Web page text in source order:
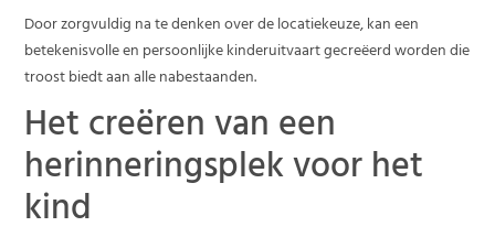
Door zorgvuldig na te denken over de locatiekeuze, kan een
betekenisvolle en persoonlijke kinderuitvaart gecreëerd worden die
troost biedt aan alle nabestaanden.
Het creëren van een
herinneringsplek voor het
kind